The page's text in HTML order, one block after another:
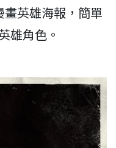
英雄海報，簡單
雄角色。